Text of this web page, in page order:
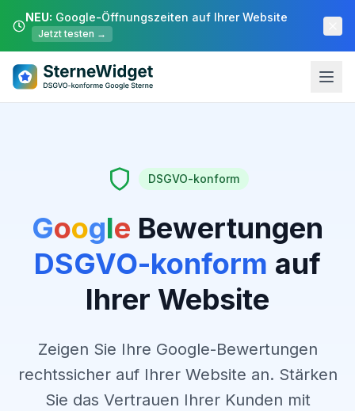
NEU: Google-Öffnungszeiten auf Ihrer Website
Jetzt testen →
DSGVO-konform
Google Bewertungen
DSGVO-konform auf
Ihrer Website
Zeigen Sie Ihre Google-Bewertungen
rechtssicher auf Ihrer Website an. Stärken
Sie das Vertrauen Ihrer Kunden mit